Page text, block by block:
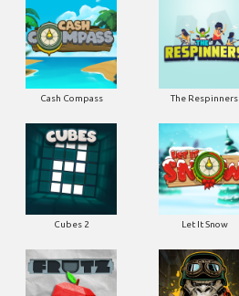
Cash Compass The Respinners
Cubes 2 Let It Snow